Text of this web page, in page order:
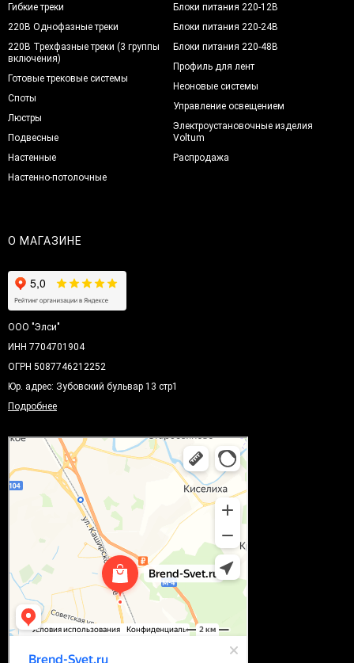
Гибкие треки
220В Однофазные треки
220В Трехфазные треки (3 группы
включения)
Готовые трековые системы
Споты
Люстры
Подвесные
Настенные
Настенно-потолочные
Блоки питания 220-12В
Блоки питания 220-24В
Блоки питания 220-48В
Профиль для лент
Неоновые системы
Управление освещением
Электроустановочные изделия
Voltum
Распродажа
О МАГАЗИНЕ
ООО "Элси"
ИНН 7704701904
ОГРН 5087746212252
Юр. адрес: Зубовский бульвар 13 стр1
Подробнее